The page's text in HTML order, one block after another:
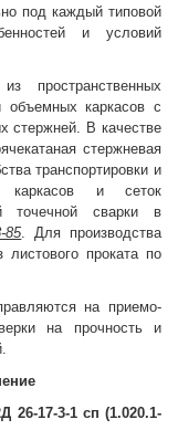
под каждый типовой
и условий
пространственных
объемных каркасов с
стержней. В качестве
стержневая
транспортировки и
каркасов и сеток
точечной сварки в
85. Для производства
проката по
на приемо-
на прочность и
26-17-3-1 сп (1.020.1-